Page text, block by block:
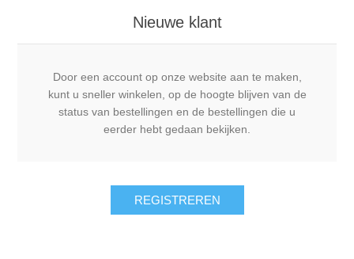
Nieuwe klant
Door een account op onze website aan te maken,
kunt u sneller winkelen, op de hoogte blijven van de
status van bestellingen en de bestellingen die u
eerder hebt gedaan bekijken.